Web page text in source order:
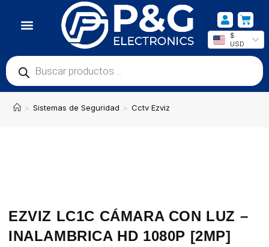
$
USD
> Sistemas de Seguridad > Cctv Ezviz
EZVIZ LC1C CÁMARA CON LUZ –
INALAMBRICA HD 1080P [2MP]